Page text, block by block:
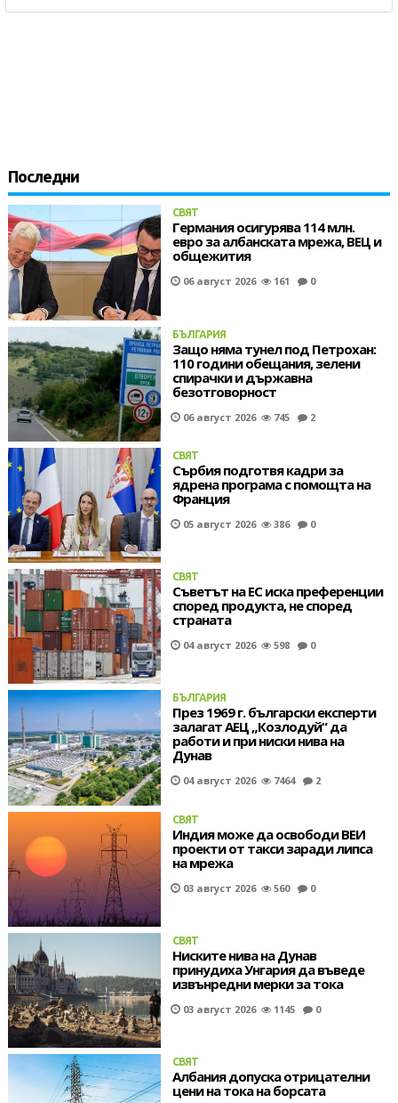
Последни
СВЯТ
Германия осигурява 114 млн.
евро за албанската мрежа, ВЕЦ и
общежития
06 август 2026 161 0
БЪЛГАРИЯ
Защо няма тунел под Петрохан:
110 години обещания, зелени
спирачки и държавна
безотговорност
06 август 2026 745 2
СВЯТ
Сърбия подготвя кадри за
ядрена програма с помощта на
Франция
05 август 2026 386 0
СВЯТ
Съветът на ЕС иска преференции
според продукта, не според
страната
04 август 2026 598 0
БЪЛГАРИЯ
През 1969 г. български експерти
залагат АЕЦ „Козлодуй“ да
работи и при ниски нива на
Дунав
04 август 2026 7464 2
СВЯТ
Индия може да освободи ВЕИ
проекти от такси заради липса
на мрежа
03 август 2026 560 0
СВЯТ
Ниските нива на Дунав
принудиха Унгария да въведе
извънредни мерки за тока
03 август 2026 1145 0
СВЯТ
Албания допуска отрицателни
цени на тока на борсата